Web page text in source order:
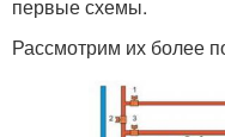
первые схемы.
Рассмотрим их более